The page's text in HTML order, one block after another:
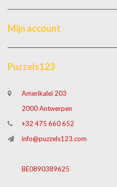
Mijn account
Puzzels123
Amerikalei 203
2000 Antwerpen
+32 475 660 652
info@puzzels123.com
BE0890389625